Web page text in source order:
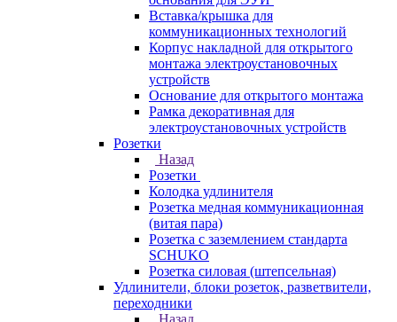
Вставка/крышка для
коммуникационных технологий
Корпус накладной для открытого
монтажа электроустановочных
устройств
Основание для открытого монтажа
Рамка декоративная для
электроустановочных устройств
Розетки
Назад
Розетки
Колодка удлинителя
Розетка медная коммуникационная
(витая пара)
Розетка с заземлением стандарта
SCHUKO
Розетка силовая (штепсельная)
Удлинители, блоки розеток, разветвители,
переходники
Назад